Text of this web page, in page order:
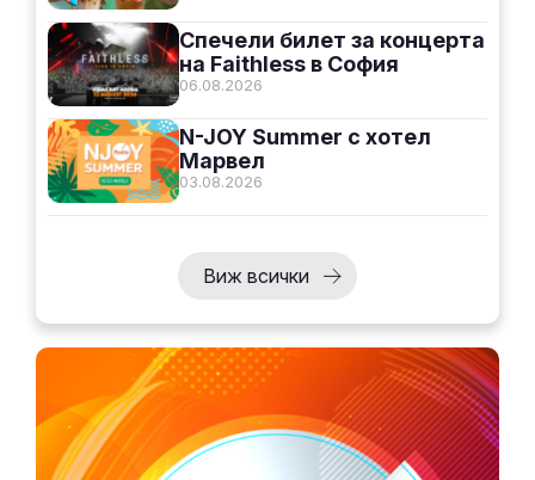
06.08.2026
Спечели билет за концерта
на Faithless в София
03.08.2026
N-JOY Summer с хотел
Марвел
Виж всички